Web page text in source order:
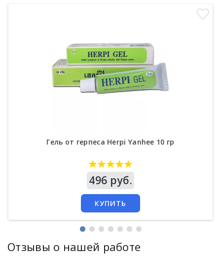
Гель от герпеса Herpi Yanhee 10 гр
496 руб.
КУПИТЬ
Отзывы о нашей работе